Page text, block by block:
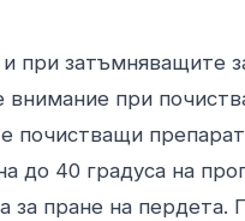
при затъмняващите
внимание при
почистващи
до 40 градуса на
за пране на пердета.